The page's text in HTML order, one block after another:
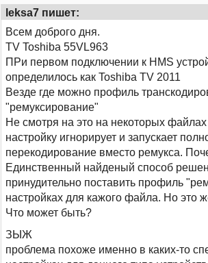
leksa7 пишет:
Всем доброго дня.
TV Toshiba 55VL963
ПРи первом подключении к HMS
определилось как Toshiba TV 2011
Везде где можно профиль
"ремуксирование"
Не смотря на это на некоторых файлах
настройку игнорирует и запускает
перекодирование вместо ремукса.
Единственный найденый способ
принудительно поставить профиль
настройках для кажого файла. Но это
Что может быть?
ЗЫЖ
проблема похоже именно в каких-то